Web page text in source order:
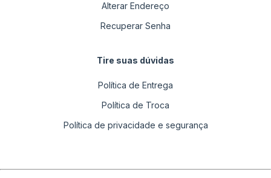
Alterar Endereço
Recuperar Senha
Tire suas dúvidas
Política de Entrega
Política de Troca
Política de privacidade e segurança